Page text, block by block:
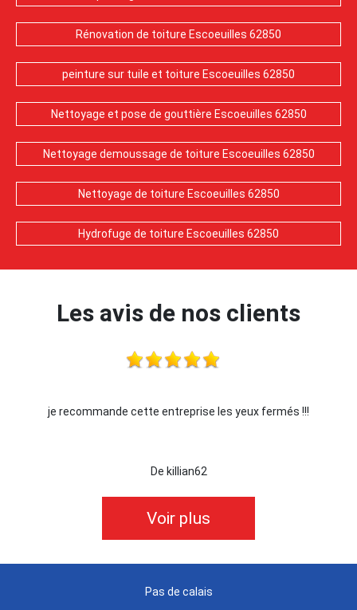
Rénovation de toiture Escoeuilles 62850
peinture sur tuile et toiture Escoeuilles 62850
Nettoyage et pose de gouttière Escoeuilles 62850
Nettoyage demoussage de toiture Escoeuilles 62850
Nettoyage de toiture Escoeuilles 62850
Hydrofuge de toiture Escoeuilles 62850
Les avis de nos clients
je recommande cette entreprise les yeux fermés !!!
De killian62
Voir plus
Pas de calais